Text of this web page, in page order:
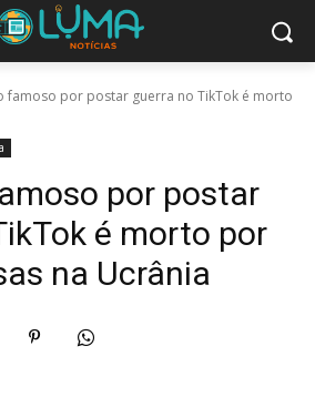
famoso por postar guerra no TikTok é morto
por postar
é morto por
na Ucrânia